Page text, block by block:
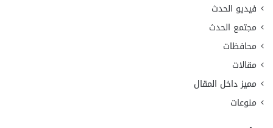
فيديو الحدث
مجتمع الحدث
محافظات
مقالات
مميز داخل المقال
منوعات